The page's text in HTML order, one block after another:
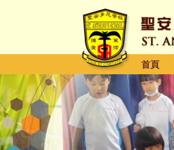
首頁